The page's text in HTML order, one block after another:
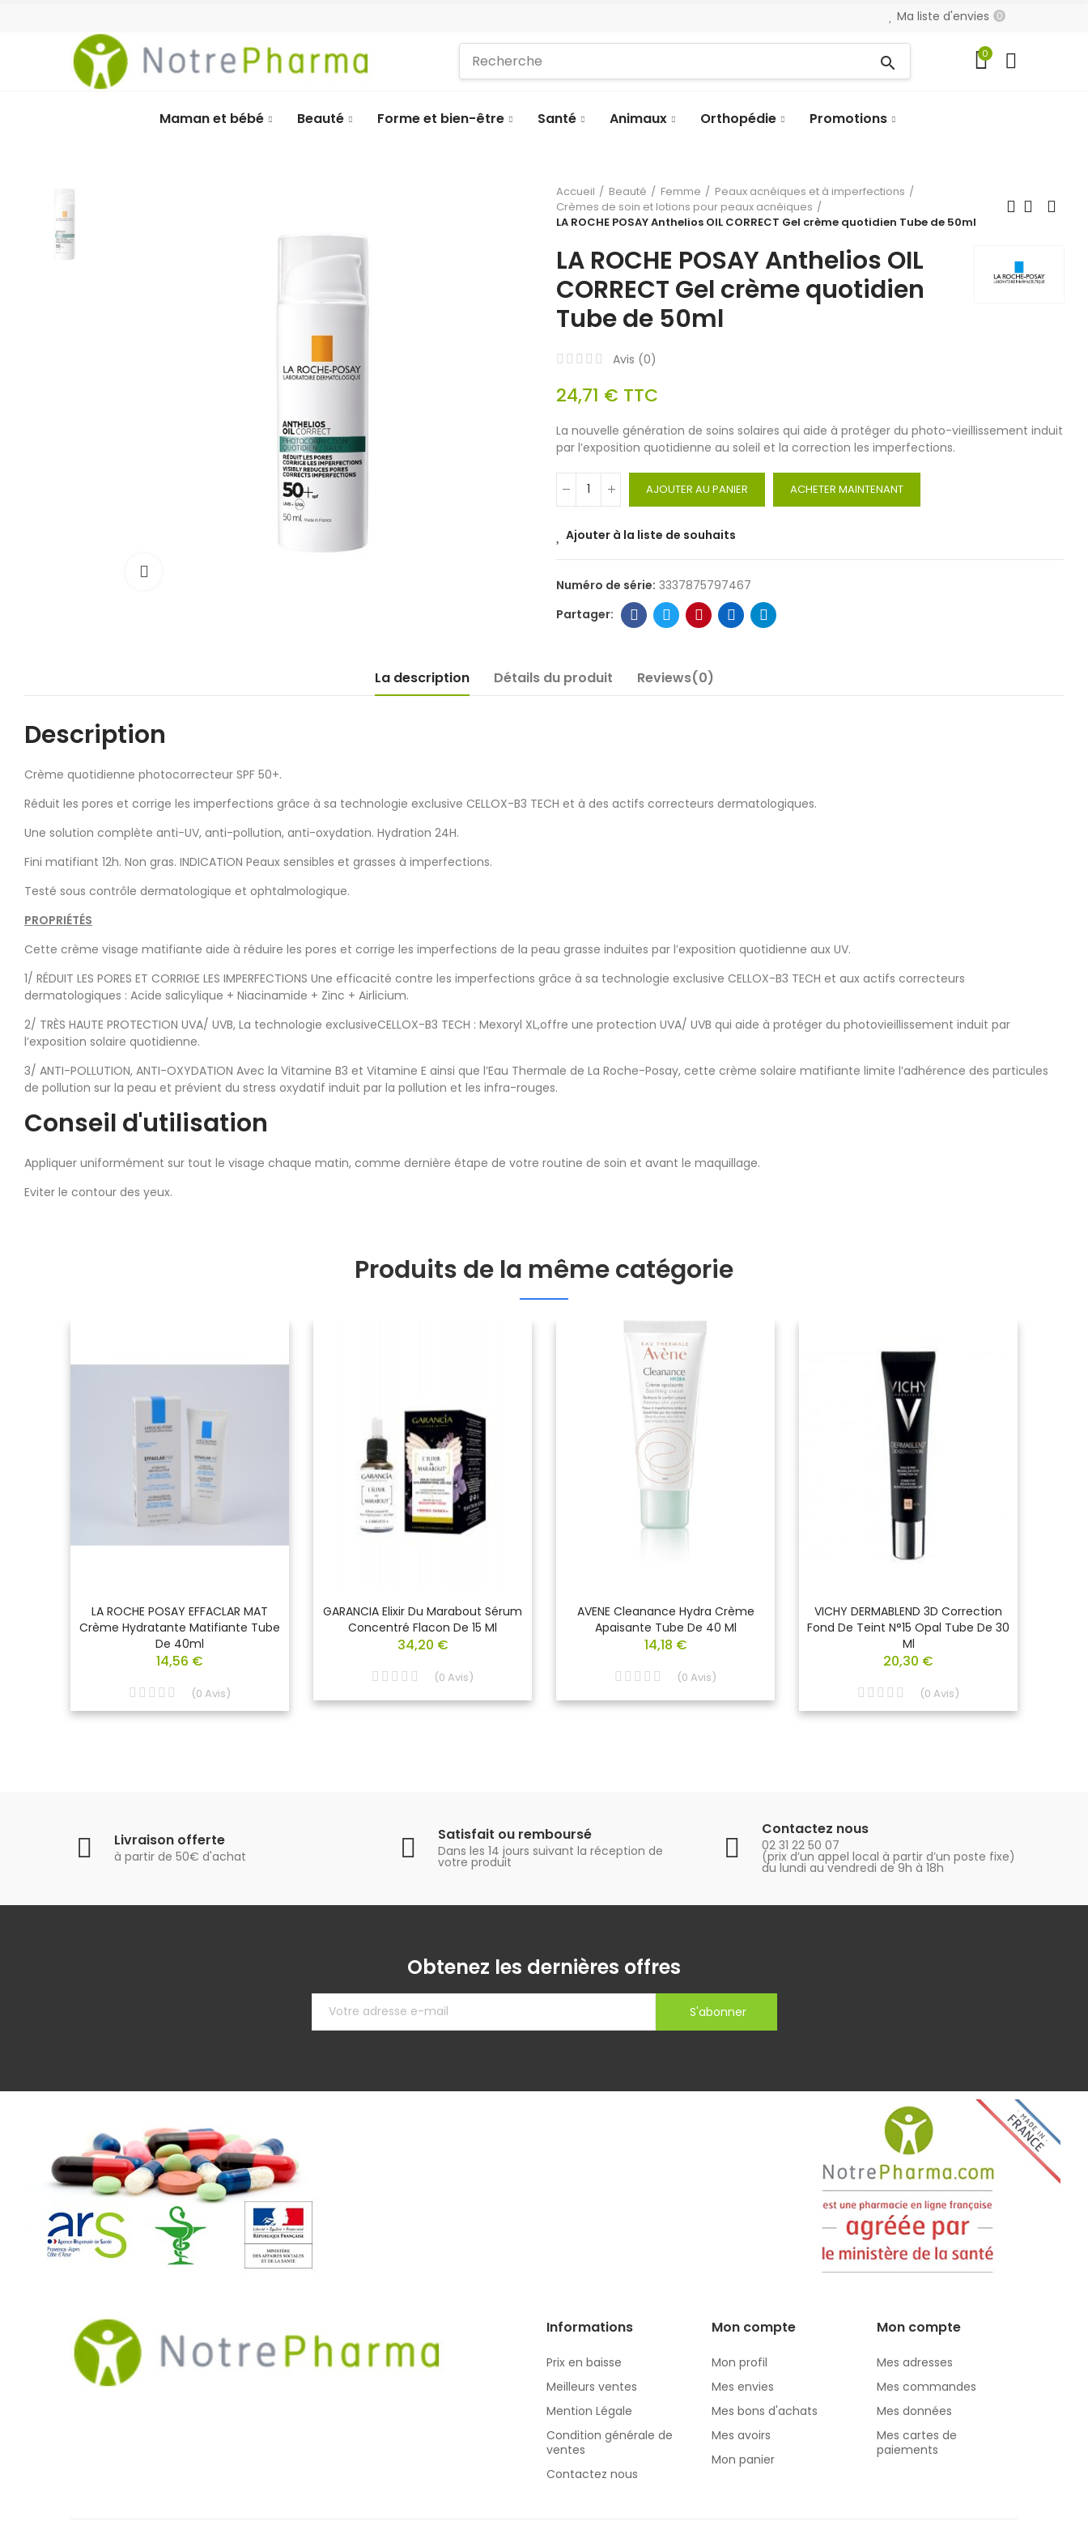
Ma liste d'envies 0
search 0
Maman et bébé Beauté Forme et bien-être Santé Animaux Orthopédie Promotions
Accueil Beauté Femme
Peaux acnéiques et à imperfections
Crèmes de soin et lotions pour peaux acnéiques
LA ROCHE POSAY Anthelios OIL CORRECT Gel crème quotidien Tube de 50ml
LA ROCHE POSAY Anthelios OIL
CORRECT Gel crème quotidien
Tube de 50ml
Avis (0)
24,71 € TTC
La nouvelle génération de soins solaires qui aide à protéger du photo-vieillissement induit
par l’exposition quotidienne au soleil et la correction les imperfections.
AJOUTER AU PANIER ACHETER MAINTENANT
Ajouter à la liste de souhaits
Numéro de série: 3337875797467
La description Détails du produit Reviews(0)
Description
Crème quotidienne photocorrecteur SPF 50+.
Réduit les pores et corrige les imperfections grâce à sa technologie exclusive CELLOX-B3 TECH et à des actifs correcteurs dermatologiques.
Une solution complète anti-UV, anti-pollution, anti-oxydation. Hydration 24H.
Fini matifiant 12h. Non gras. INDICATION Peaux sensibles et grasses à imperfections.
Testé sous contrôle dermatologique et ophtalmologique.
PROPRIÉTÉS
Cette crème visage matifiante aide à réduire les pores et corrige les imperfections de la peau grasse induites par l’exposition quotidienne aux UV.
1/ RÉDUIT LES PORES ET CORRIGE LES IMPERFECTIONS Une efficacité contre les imperfections grâce à sa technologie exclusive CELLOX-B3 TECH et aux actifs correcteurs
dermatologiques : Acide salicylique + Niacinamide + Zinc + Airlicium.
2/ TRÈS HAUTE PROTECTION UVA/ UVB, La technologie exclusiveCELLOX-B3 TECH : Mexoryl XL,offre une protection UVA/ UVB qui aide à protéger du photovieillissement induit par
l’exposition solaire quotidienne.
3/ ANTI-POLLUTION, ANTI-OXYDATION Avec la Vitamine B3 et Vitamine E ainsi que l’Eau Thermale de La Roche-Posay, cette crème solaire matifiante limite l’adhérence des particules
de pollution sur la peau et prévient du stress oxydatif induit par la pollution et les infra-rouges.
Conseil d'utilisation
Appliquer uniformément sur tout le visage chaque matin, comme dernière étape de votre routine de soin et avant le maquillage.
Eviter le contour des yeux.
Produits de la même catégorie
LA ROCHE POSAY EFFACLAR MAT
Crème Hydratante Matifiante Tube
De 40ml
14,56 €
(0 Avis)
GARANCIA Elixir Du Marabout Sérum
Concentré Flacon De 15 Ml
34,20 €
(0 Avis)
AVENE Cleanance Hydra Crème
Apaisante Tube De 40 Ml
14,18 €
(0 Avis)
VICHY DERMABLEND 3D Correction
Fond De Teint N°15 Opal Tube De 30
Ml
20,30 €
(0 Avis)
Livraison offerte
à partir de 50€ d'achat
Satisfait ou remboursé
Dans les 14 jours suivant la réception de
votre produit
Contactez nous
02 31 22 50 07
(prix d’un appel local à partir d’un poste fixe)
du lundi au vendredi de 9h à 18h
Obtenez les dernières offres
S'abonner
Informations
Prix en baisse
Meilleurs ventes
Mention Légale
Condition générale de
ventes
Contactez nous
Mon compte
Mon profil
Mes envies
Mes bons d'achats
Mes avoirs
Mon panier
Mon compte
Mes adresses
Mes commandes
Mes données
Mes cartes de
paiements